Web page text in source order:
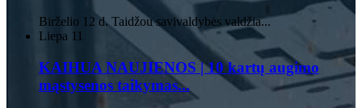
Birželio 12 d. Taidžou savivaldybės valdžia...
Liepa 11
KAIHUA NAUJIENOS | 10 kartų augimo
mąstysenos taikymas...